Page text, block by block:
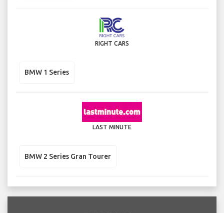
RIGHT CARS
BMW 1 Series
LAST MINUTE
BMW 2 Series Gran Tourer